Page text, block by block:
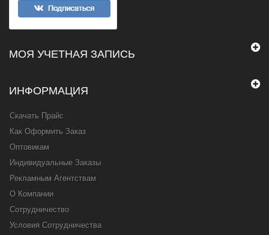
МОЯ УЧЕТНАЯ ЗАПИСЬ
ИНФОРМАЦИЯ
Скачать Прайс
Как Оформить Заказ
Оптовикам
Индивидуальные Заказы
Рекламным Агентствам
О Компании
Сотрудничество
Условия Сотрудничества